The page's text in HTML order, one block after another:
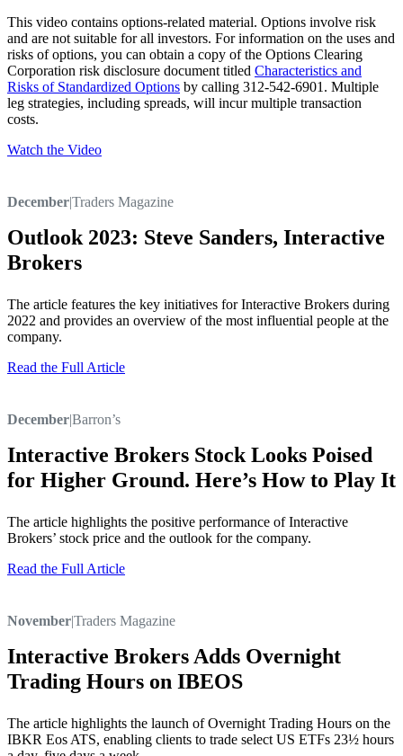
This video contains options-related material. Options involve risk
and are not suitable for all investors. For information on the uses and
risks of options, you can obtain a copy of the Options Clearing
Corporation risk disclosure document titled Characteristics and
Risks of Standardized Options by calling 312-542-6901. Multiple
leg strategies, including spreads, will incur multiple transaction
costs.
Watch the Video
December|Traders Magazine
Outlook 2023: Steve Sanders, Interactive
Brokers
The article features the key initiatives for Interactive Brokers during
2022 and provides an overview of the most influential people at the
company.
Read the Full Article
December|Barron’s
Interactive Brokers Stock Looks Poised
for Higher Ground. Here’s How to Play It
The article highlights the positive performance of Interactive
Brokers’ stock price and the outlook for the company.
Read the Full Article
November|Traders Magazine
Interactive Brokers Adds Overnight
Trading Hours on IBEOS
The article highlights the launch of Overnight Trading Hours on the
IBKR Eos ATS, enabling clients to trade select US ETFs 23½ hours